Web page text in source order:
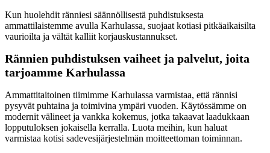
Kun huolehdit ränniesi säännöllisestä puhdistuksesta
ammattilaistemme avulla Karhulassa, suojaat kotiasi pitkäaikaisilta
vaurioilta ja vältät kalliit korjauskustannukset.
Rännien puhdistuksen vaiheet ja palvelut, joita
tarjoamme Karhulassa
Ammattitaitoinen tiimimme Karhulassa varmistaa, että rännisi
pysyvät puhtaina ja toimivina ympäri vuoden. Käytössämme on
modernit välineet ja vankka kokemus, jotka takaavat laadukkaan
lopputuloksen jokaisella kerralla. Luota meihin, kun haluat
varmistaa kotisi sadevesijärjestelmän moitteettoman toiminnan.